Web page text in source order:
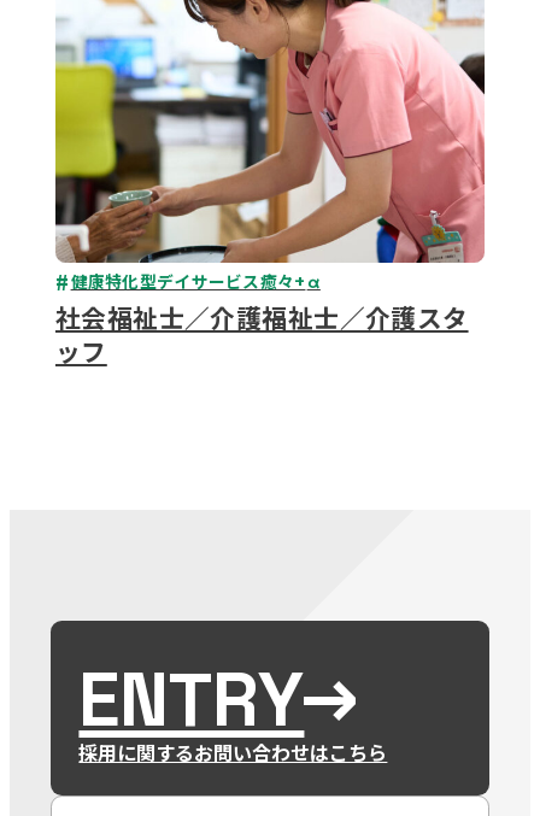
ENTRY 079-
健康特化型デイサービス癒々+α
社会福祉士／介護福祉士／介護スタ
ッフ
ENTRY
採用に関するお問い合わせはこちら